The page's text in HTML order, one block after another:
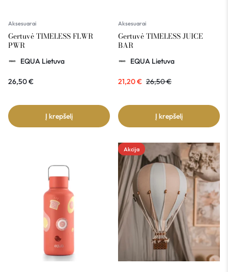
Aksesuarai
Gertuvė TIMELESS FLWR
PWR
EQUA Lietuva
26,50€
Į krepšelį
Aksesuarai
Gertuvė TIMELESS JUICE
BAR
EQUA Lietuva
26,50€
21,20€
Į krepšelį
Akcija